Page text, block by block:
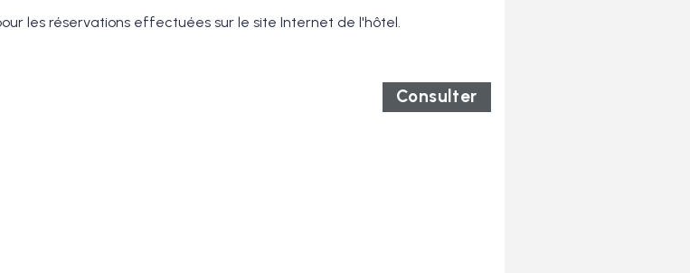
les réservations effectuées sur le site Internet de l'hôtel.
Consulter